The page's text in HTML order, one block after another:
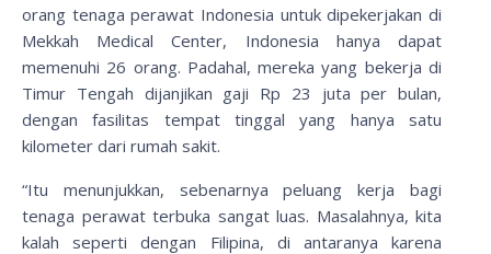
orang tenaga perawat Indonesia untuk dipekerjakan di
Mekkah Medical Center, Indonesia hanya dapat
memenuhi 26 orang. Padahal, mereka yang bekerja di
Timur Tengah dijanjikan gaji Rp 23 juta per bulan,
dengan fasilitas tempat tinggal yang hanya satu
kilometer dari rumah sakit.
“Itu menunjukkan, sebenarnya peluang kerja bagi
tenaga perawat terbuka sangat luas. Masalahnya, kita
kalah seperti dengan Filipina, di antaranya karena